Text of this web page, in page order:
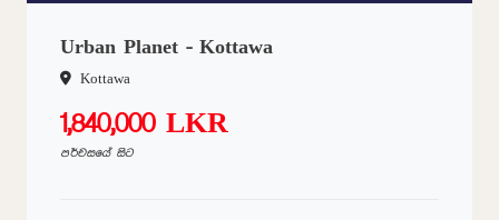
Urban Planet - Kottawa
Kottawa
1,840,000 LKR
පර්චසයේ සිට